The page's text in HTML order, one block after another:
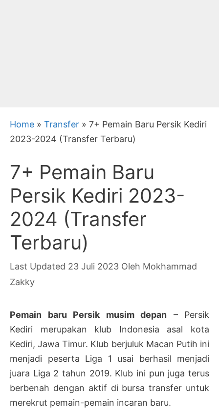
Home » Transfer » 7+ Pemain Baru Persik Kediri
2023-2024 (Transfer Terbaru)
7+ Pemain Baru
Persik Kediri 2023-
2024 (Transfer
Terbaru)
23 Juli 2023 Oleh Mokhammad
Zakky
Pemain baru Persik musim depan – Persik
Kediri merupakan klub Indonesia asal kota
Kediri, Jawa Timur. Klub berjuluk Macan Putih ini
menjadi peserta Liga 1 usai berhasil menjadi
juara Liga 2 tahun 2019. Klub ini pun juga terus
berbenah dengan aktif di bursa transfer untuk
merekrut pemain-pemain incaran baru.